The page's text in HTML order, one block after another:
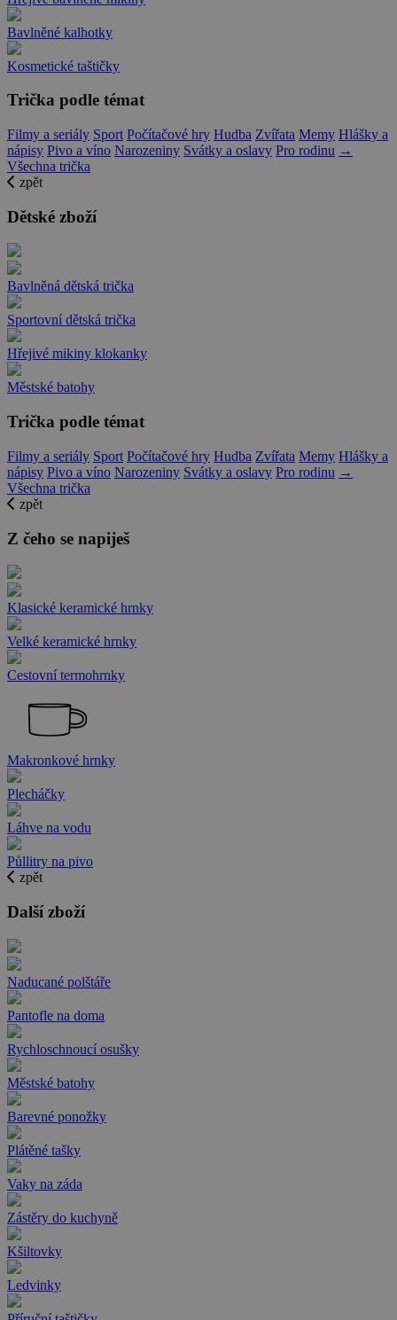
Bavlněné kalhotky
Kosmetické taštičky
Trička podle témat
Filmy a seriály Sport Počítačové hry Hudba Zvířata Memy Hlášky a
nápisy Pivo a víno Narozeniny Svátky a oslavy Pro rodinu →
Všechna trička
zpět
Dětské zboží
Bavlněná dětská trička
Sportovní dětská trička
Hřejivé mikiny klokanky
Městské batohy
Trička podle témat
Filmy a seriály Sport Počítačové hry Hudba Zvířata Memy Hlášky a
nápisy Pivo a víno Narozeniny Svátky a oslavy Pro rodinu →
Všechna trička
zpět
Z čeho se napiješ
Klasické keramické hrnky
Velké keramické hrnky
Cestovní termohrnky
Makronkové hrnky
Plecháčky
Láhve na vodu
Půllitry na pivo
zpět
Další zboží
Naducané polštáře
Pantofle na doma
Rychloschnoucí osušky
Městské batohy
Barevné ponožky
Plátěné tašky
Vaky na záda
Zástěry do kuchyně
Kšiltovky
Ledvinky